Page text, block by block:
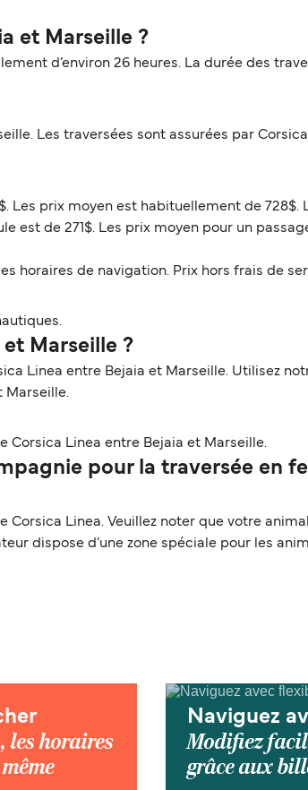
et Marseille ?
d’environ 26 heures. La durée des
Les traversées sont assurées par
Les prix moyen est habituellement de 728$.
est de 271$. Les prix moyen pour un
horaires de navigation. Prix hors frais de
Marseille ?
Linea entre Bejaia et Marseille. Utilisez
Marseille.
Corsica Linea entre Bejaia et Marseille.
pour la traversée en
Linea. Veuillez noter que votre
dispose d’une zone spéciale pour les
les horaires
Naviguez
Modifiez
grâce aux